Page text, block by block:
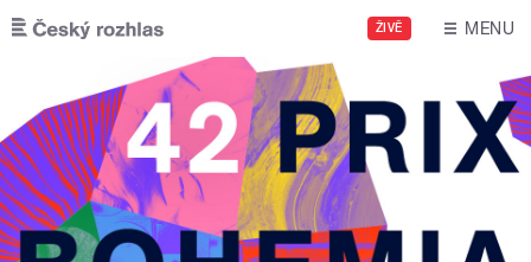
Přejít k hlavnímu obsahu
ŽIVĚ MENU